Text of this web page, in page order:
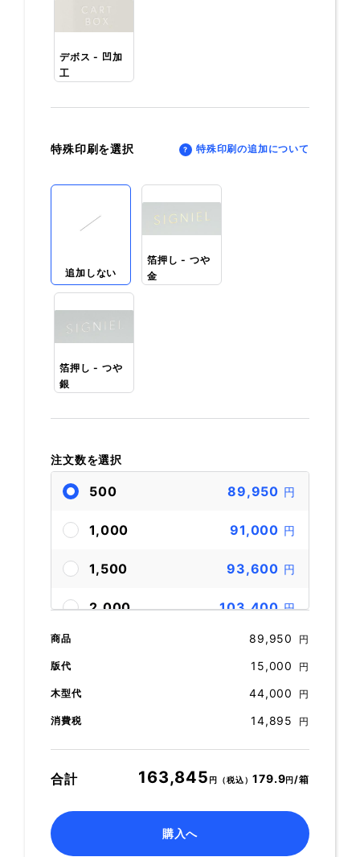
デボス - 凹加
工
特殊印刷を選択 特殊印刷の追加について
追加しない
箔押し - つや
金
箔押し - つや
銀
注文数を選択
500 89,950 円
1,000 91,000 円
1,500 93,600 円
2,000 103,400 円
119,100 円
135,200
156,500 円
商品 89,950 円
版代 15,000 円
木型代 44,000 円
消費税 14,895 円
合計 163,845 円（税込）179.9円/箱
購入へ